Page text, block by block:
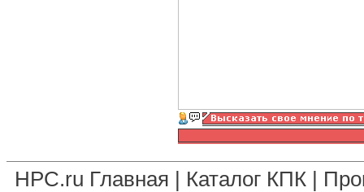
HPC.ru Главная | Каталог КПК |